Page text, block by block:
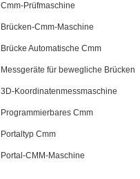
Cmm-Prüfmaschine
Brücken-Cmm-Maschine
Brücke Automatische Cmm
Messgeräte für bewegliche Brücken
3D-Koordinatenmessmaschine
Programmierbares Cmm
Portaltyp Cmm
Portal-CMM-Maschine